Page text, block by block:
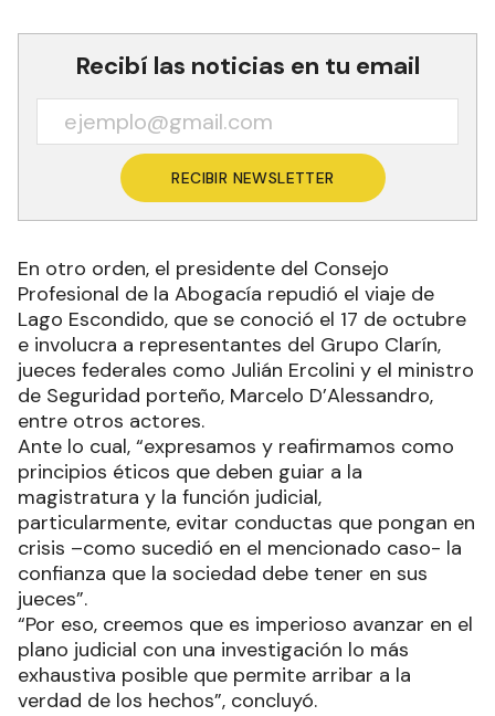
Recibí las noticias en tu email
RECIBIR NEWSLETTER
En otro orden, el presidente del Consejo
Profesional de la Abogacía repudió el viaje de
Lago Escondido, que se conoció el 17 de octubre
e involucra a representantes del Grupo Clarín,
jueces federales como Julián Ercolini y el ministro
de Seguridad porteño, Marcelo D’Alessandro,
entre otros actores.
Ante lo cual, “expresamos y reafirmamos como
principios éticos que deben guiar a la
magistratura y la función judicial,
particularmente, evitar conductas que pongan en
crisis –como sucedió en el mencionado caso- la
confianza que la sociedad debe tener en sus
jueces”.
“Por eso, creemos que es imperioso avanzar en el
plano judicial con una investigación lo más
exhaustiva posible que permite arribar a la
verdad de los hechos”, concluyó.